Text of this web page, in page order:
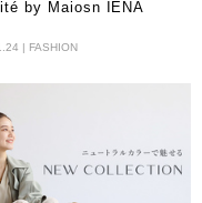
sérénité by Maiosn IENA
| FASHION